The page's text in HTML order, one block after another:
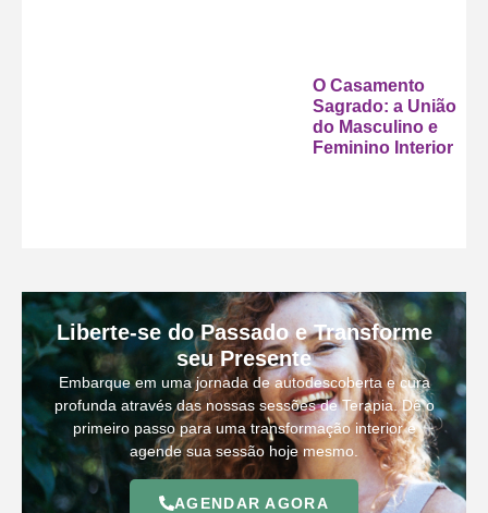
O Casamento
Sagrado: a União
do Masculino e
Feminino Interior
Liberte-se do Passado e Transforme
seu Presente
Embarque em uma jornada de autodescoberta e cura
profunda através das nossas sessões de Terapia. Dê o
primeiro passo para uma transformação interior e
agende sua sessão hoje mesmo.
AGENDAR AGORA